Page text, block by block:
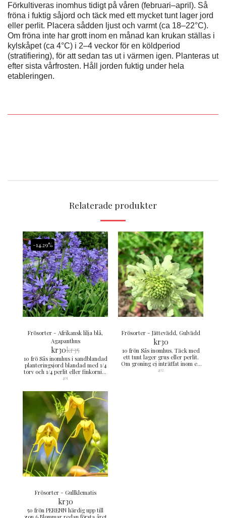
Förkultiveras inomhus tidigt på våren (februari–april). Så
fröna i fuktig såjord och täck med ett mycket tunt lager jord
eller perlit. Placera sådden ljust och varmt (ca 18–22°C).
Om fröna inte har grott inom en månad kan krukan ställas i
kylskåpet (ca 4°C) i 2–4 veckor för en köldperiod
(stratifiering), för att sedan tas ut i värmen igen. Planteras ut
efter sista vårfrosten. Håll jorden fuktig under hela
etableringen.
Relaterade produkter
-14.29%
Frösorter - Afrikansk lilja blå,
Agapanthus
kr35
kr30
10 frö Sås inomhus i sandblandad
planteringsjord blandad med 1/4
torv och 1/4 perlit eller finkornigt
grus. Sådden placeras ljust i ca
inte blöt. Rotknölarna övervintras
frostfritt. Grotid 1-3 månader
401
Frösorter - Jättevädd, Gulvädd
kr30
10 frön Sås inomhus. Täck med
ett tunt lager grus eller perlit.
Om groning ej inträffat inom en
månad placeras sådden i kylskåp
402
Frösorter - Gullklematis
kr30
50 frön PERENN härdig upp till